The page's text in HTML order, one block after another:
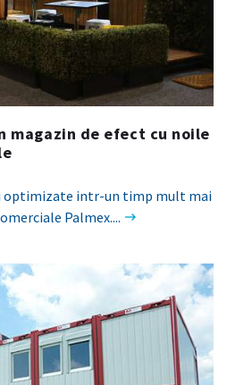
magazin de efect cu noile
optimizate intr-un timp mult mai
Palmex....